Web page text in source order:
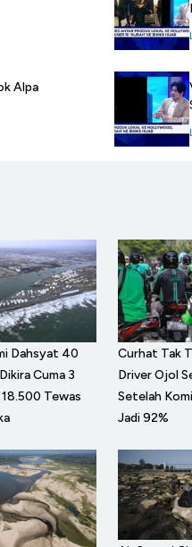
Alpa
Dahsyat 40
Cuma 3
Tewas
Curhat Tak
Driver Ojol
Setelah
Jadi 92%